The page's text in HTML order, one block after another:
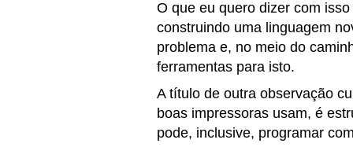
O que eu quero dizer com
construindo uma linguagem
problema e, no meio do
ferramentas para isto.
A título de outra observação
boas impressoras usam, é
pode, inclusive, programar